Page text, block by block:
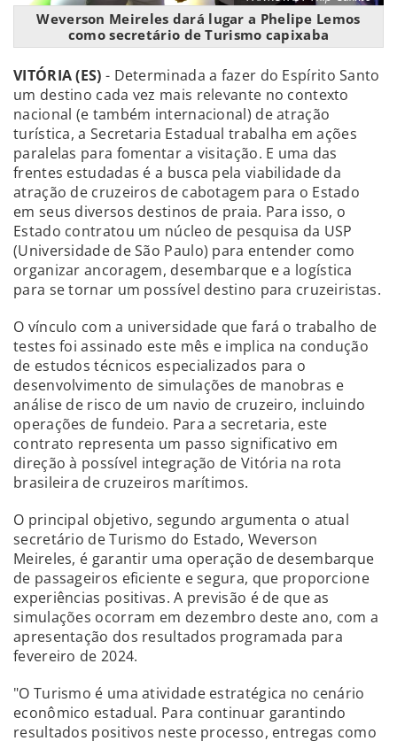
Weverson Meireles dará lugar a Phelipe Lemos
como secretário de Turismo capixaba
VITÓRIA (ES) - Determinada a fazer do Espírito Santo
um destino cada vez mais relevante no contexto
nacional (e também internacional) de atração
turística, a Secretaria Estadual trabalha em ações
paralelas para fomentar a visitação. E uma das
frentes estudadas é a busca pela viabilidade da
atração de cruzeiros de cabotagem para o Estado
em seus diversos destinos de praia. Para isso, o
Estado contratou um núcleo de pesquisa da USP
(Universidade de São Paulo) para entender como
organizar ancoragem, desembarque e a logística
para se tornar um possível destino para cruzeiristas.
O vínculo com a universidade que fará o trabalho de
testes foi assinado este mês e implica na condução
de estudos técnicos especializados para o
desenvolvimento de simulações de manobras e
análise de risco de um navio de cruzeiro, incluindo
operações de fundeio. Para a secretaria, este
contrato representa um passo significativo em
direção à possível integração de Vitória na rota
brasileira de cruzeiros marítimos.
O principal objetivo, segundo argumenta o atual
secretário de Turismo do Estado, Weverson
Meireles, é garantir uma operação de desembarque
de passageiros eficiente e segura, que proporcione
experiências positivas. A previsão é de que as
simulações ocorram em dezembro deste ano, com a
apresentação dos resultados programada para
fevereiro de 2024.
"O Turismo é uma atividade estratégica no cenário
econômico estadual. Para continuar garantindo
resultados positivos neste processo, entregas como